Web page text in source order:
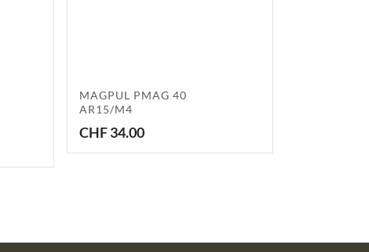
MAGPUL PMAG 40
AR15/M4
CHF34.00